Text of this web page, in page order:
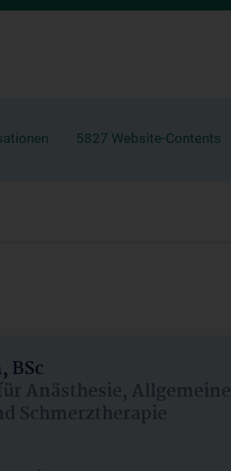
5827 Website-Contents
BSc
Anästhesie, Allgemeine
Schmerztherapie